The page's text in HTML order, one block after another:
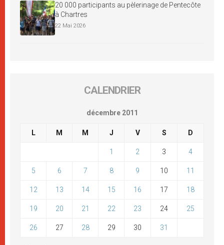
20 000 participants au pèlerinage de Pentecôte
à Chartres
22 Mai 2026
CALENDRIER
décembre 2011
L M M J V S D
1 2 3 4
5 6 7 8 9 10 11
12 13 14 15 16 17 18
19 20 21 22 23 24 25
26 27 28 29 30 31